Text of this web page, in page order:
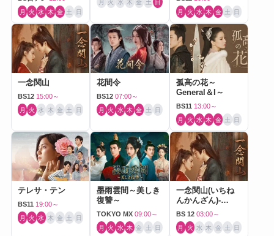
月 火 水 木 金 土 日
月 火 水 木 金 土 日
月 火 水 木 金 土 日
一念関山
BS12 15:00～
月 火 水 木 金 土 日
花間令
BS12 07:00～
月 火 水 木 金 土 日
孤高の花～
General＆I～
BS11 13:00～
月 火 水 木 金 土 日
テレサ・テン
BS11 19:00～
月 火 水 木 金 土 日
墨雨雲間～美しき
復讐～
TOKYO MX 09:00～
月 火 水 木 金 土 日
一念関山(いちね
んかんざん)-
Journey to Love-
BS 12 03:00～
月 火 水 木 金 土 日